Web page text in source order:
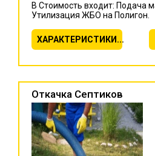
В Стоимость входит: Подача
Утилизация ЖБО на Полигон.
ХАРАКТЕРИСТИКИ...
Откачка Септиков